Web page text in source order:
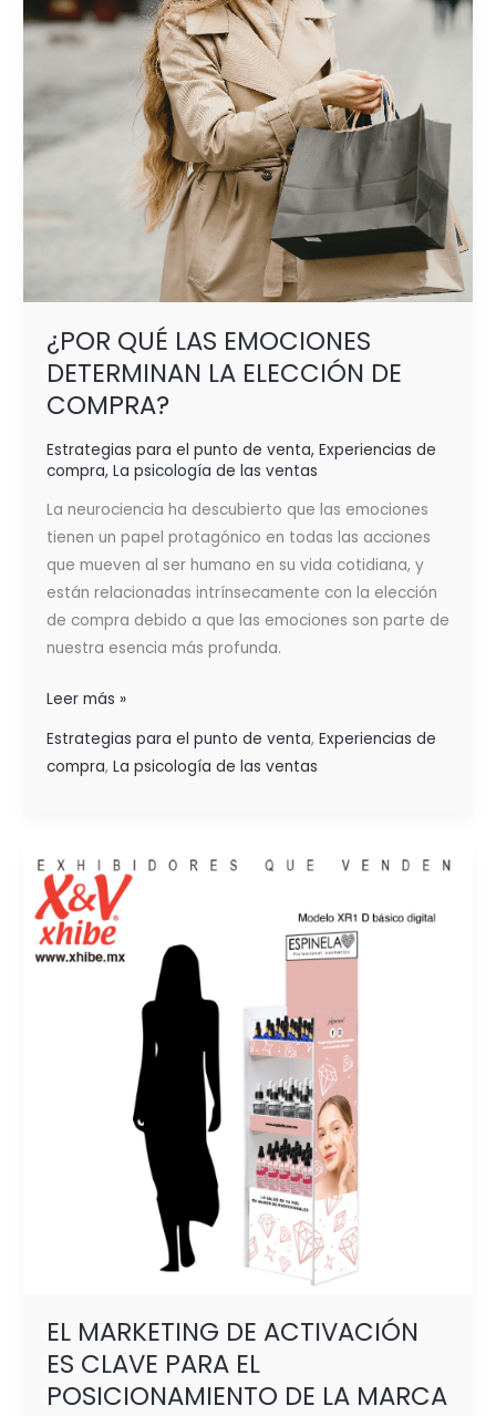
¿POR QUÉ LAS EMOCIONES
DETERMINAN LA ELECCIÓN DE
COMPRA?
Estrategias para el punto de venta, Experiencias de
compra, La psicología de las ventas
La neurociencia ha descubierto que las emociones
tienen un papel protagónico en todas las acciones
que mueven al ser humano en su vida cotidiana, y
están relacionadas intrínsecamente con la elección
de compra debido a que las emociones son parte de
nuestra esencia más profunda.
ELECCIÓN
COMPRA?
Leer más »
Estrategias para el punto de venta, Experiencias de
compra, La psicología de las ventas
EL MARKETING DE ACTIVACIÓN
ES CLAVE PARA EL
POSICIONAMIENTO DE LA MARCA
EL
MARKETING
DE
ACTIVACIÓN
ES
POSICIONAMIENTO